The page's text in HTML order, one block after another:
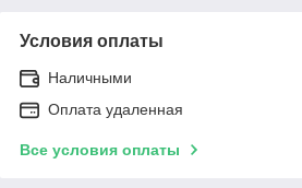
Условия оплаты
Наличными
Оплата удаленная
Все условия оплаты